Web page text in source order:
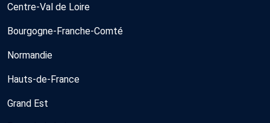
Centre-Val de Loire
Bourgogne-Franche-Comté
Normandie
Hauts-de-France
Grand Est